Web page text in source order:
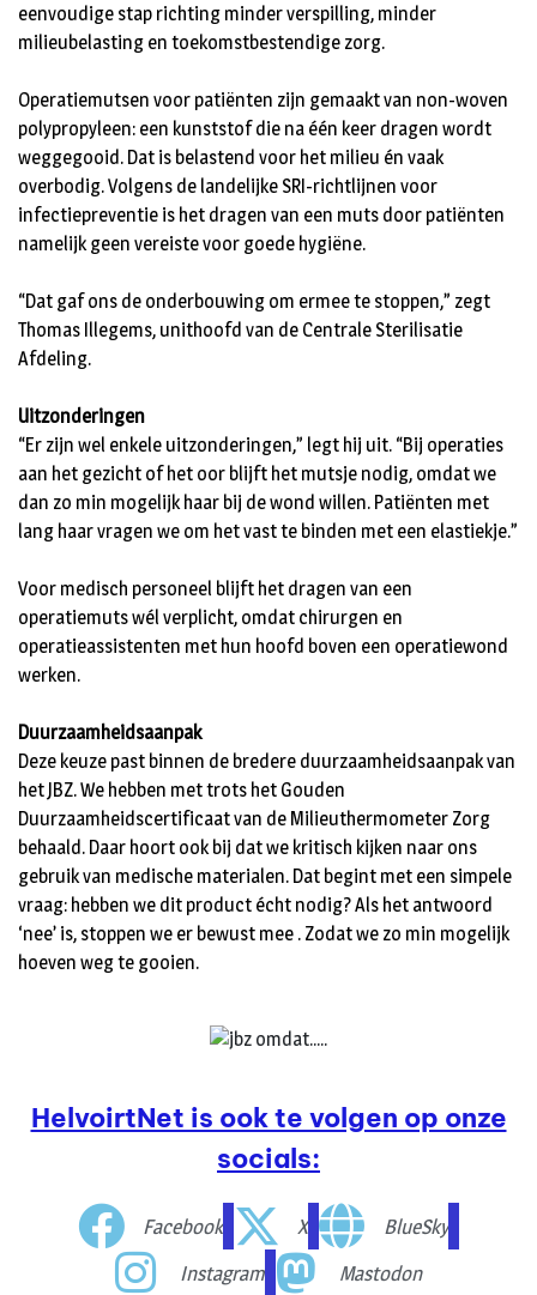
eenvoudige stap richting minder verspilling, minder
milieubelasting en toekomstbestendige zorg.
Operatiemutsen voor patiënten zijn gemaakt van non-woven
polypropyleen: een kunststof die na één keer dragen wordt
weggegooid. Dat is belastend voor het milieu én vaak
overbodig. Volgens de landelijke SRI-richtlijnen voor
infectiepreventie is het dragen van een muts door patiënten
namelijk geen vereiste voor goede hygiëne.
“Dat gaf ons de onderbouwing om ermee te stoppen,” zegt
Thomas Illegems, unithoofd van de Centrale Sterilisatie
Afdeling.
Uitzonderingen
“Er zijn wel enkele uitzonderingen,” legt hij uit. “Bij operaties
aan het gezicht of het oor blijft het mutsje nodig, omdat we
dan zo min mogelijk haar bij de wond willen. Patiënten met
lang haar vragen we om het vast te binden met een elastiekje.”
Voor medisch personeel blijft het dragen van een
operatiemuts wél verplicht, omdat chirurgen en
operatieassistenten met hun hoofd boven een operatiewond
werken.
Duurzaamheidsaanpak
Deze keuze past binnen de bredere duurzaamheidsaanpak van
het JBZ. We hebben met trots het Gouden
Duurzaamheidscertificaat van de Milieuthermometer Zorg
behaald. Daar hoort ook bij dat we kritisch kijken naar ons
gebruik van medische materialen. Dat begint met een simpele
vraag: hebben we dit product écht nodig? Als het antwoord
‘nee’ is, stoppen we er bewust mee . Zodat we zo min mogelijk
hoeven weg te gooien.
HelvoirtNet is ook te volgen op onze
socials:
Facebook X
BlueSky
Instagram
Mastodon